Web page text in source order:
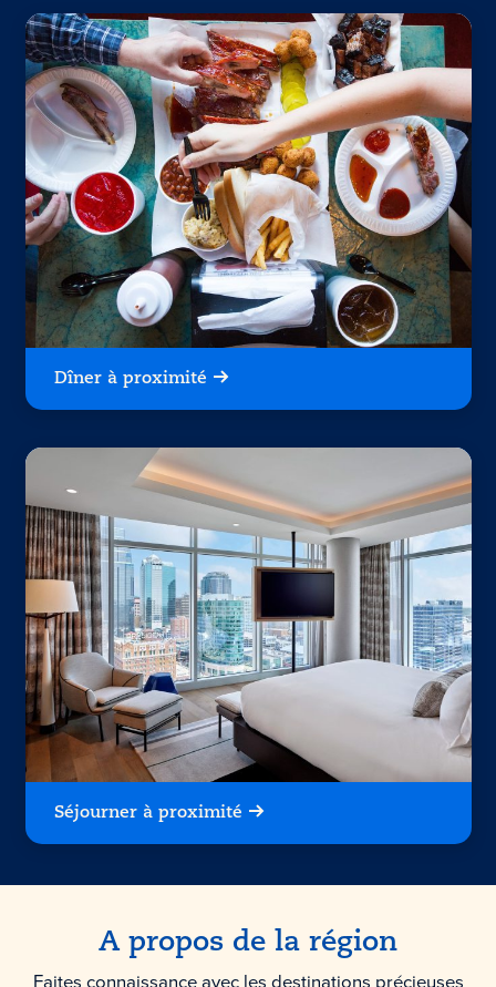
Dîner à proximité
Séjourner à proximité
A propos de la région